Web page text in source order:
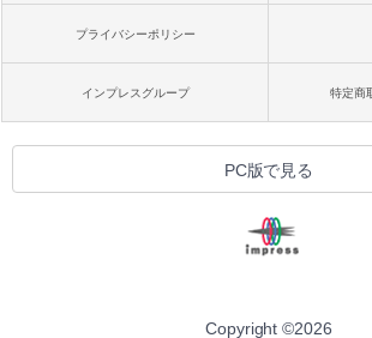
プライバシーポリシー
インプレスグループ 特定商
PC版で見る
Copyright ©2026